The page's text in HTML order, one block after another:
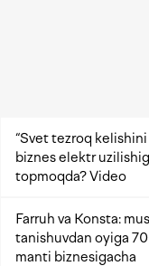
“Svet tezroq
biznes elektr
topmoqda? Video
Farruh va Konsta:
tanishuvdan oyiga
manti biznesigacha